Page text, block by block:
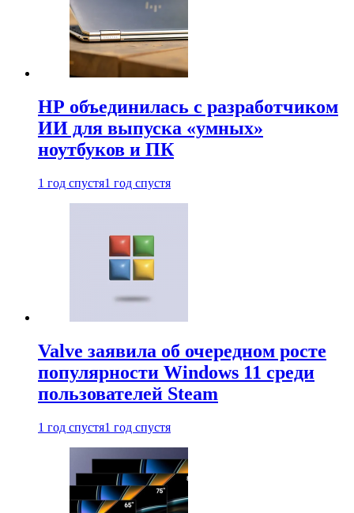
HP объединилась с разработчиком
ИИ для выпуска «умных»
ноутбуков и ПК
1 год спустя1 год спустя
Valve заявила об очередном росте
популярности Windows 11 среди
пользователей Steam
1 год спустя1 год спустя